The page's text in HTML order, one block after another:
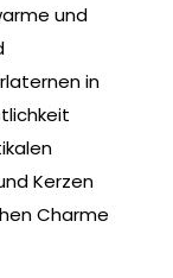
und
in
Kerzen
Charme